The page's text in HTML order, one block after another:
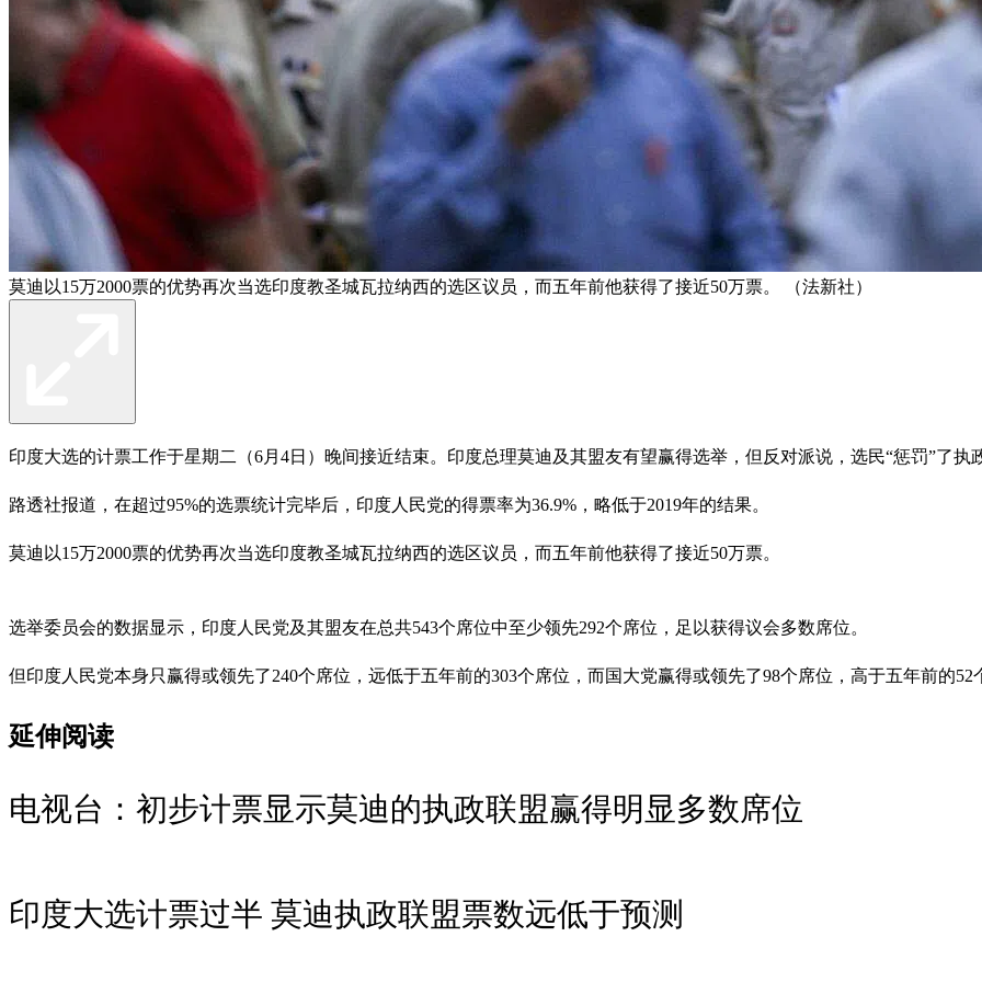
莫迪以15万2000票的优势再次当选印度教圣城瓦拉纳西的选区议员，而五年前他获得了接近50万票。 （法新社）
印度大选的计票工作于星期二（6月4日）晚间接近结束。印度总理莫迪及其盟友有望赢得选举，但反对派说，选民“惩罚”了执
路透社报道，在超过95%的选票统计完毕后，印度人民党的得票率为36.9%，略低于2019年的结果。
莫迪以15万2000票的优势再次当选印度教圣城瓦拉纳西的选区议员，而五年前他获得了接近50万票。
选举委员会的数据显示，印度人民党及其盟友在总共543个席位中至少领先292个席位，足以获得议会多数席位。
但印度人民党本身只赢得或领先了240个席位，远低于五年前的303个席位，而国大党赢得或领先了98个席位，高​​于五年前的52
延伸阅读
电视台：初步计票显示莫迪的执政联盟赢得明显多数席位
印度大选计票过半 莫迪执政联盟票数远低于预测